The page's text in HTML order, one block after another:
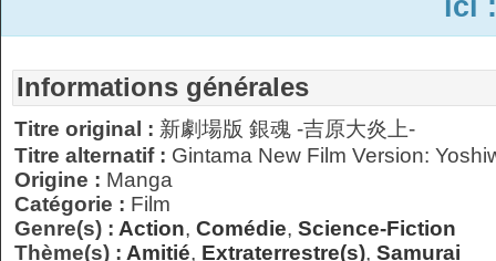
ici
Informations générales
Titre original : 新劇場版 銀魂 -吉原大炎上-
Titre alternatif : Gintama New Film Version:
Origine : Manga
Catégorie : Film
Genre(s) : Action, Comédie, Science-Fiction
Thème(s) : Amitié, Extraterrestre(s), Samurai